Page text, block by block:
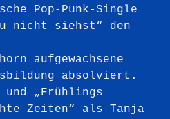
Pop-Punk-Single
nicht siehst“ den
aufgewachsene
absolviert.
und „Frühlings
Zeiten“ als Tanja